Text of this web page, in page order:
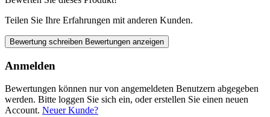
Teilen Sie Ihre Erfahrungen mit anderen Kunden.
Bewertung schreiben Bewertungen anzeigen
Anmelden
Bewertungen können nur von angemeldeten Benutzern abgegeben
werden. Bitte loggen Sie sich ein, oder erstellen Sie einen neuen
Account. Neuer Kunde?